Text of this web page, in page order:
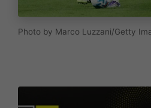
Photo by Marco Luzzani/Getty